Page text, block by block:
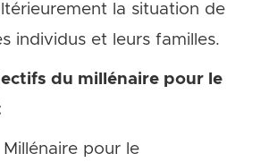
la situation de
individus et leurs familles.
du millénaire pour le
pour le